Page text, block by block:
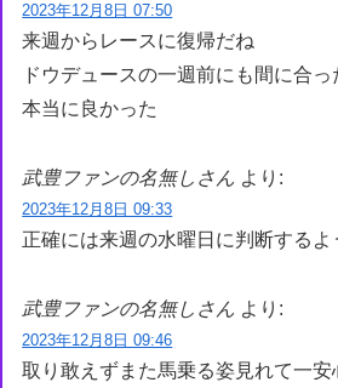
2023年12月8日 07:50
来週からレースに復帰だね
ドウデュースの一週前にも間に合っ
本当に良かった
武豊ファンの名無しさん より:
2023年12月8日 09:33
正確には来週の水曜日に判断するよ
武豊ファンの名無しさん より:
2023年12月8日 09:46
取り敢えずまた馬乗る姿見れて一安